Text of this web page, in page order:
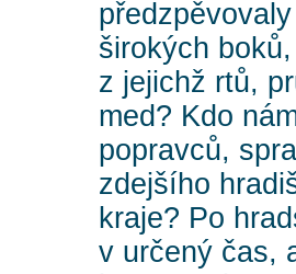
širokých
z jejichž rtů,
med? Kdo
popravců,
zdejšího
kraje? Po
v určený čas,